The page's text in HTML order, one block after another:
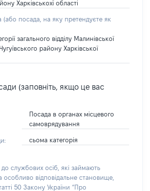
Харківськохї області
(або посада, на яку претендуєте як
загального відділу Малинівської
району Харківської
(заповніть, якщо це вас
Посада в органах місцевого
самоврядування
сьома категорія
службових осіб, які займають
особливо відповідальне становище,
50 Закону України “Про